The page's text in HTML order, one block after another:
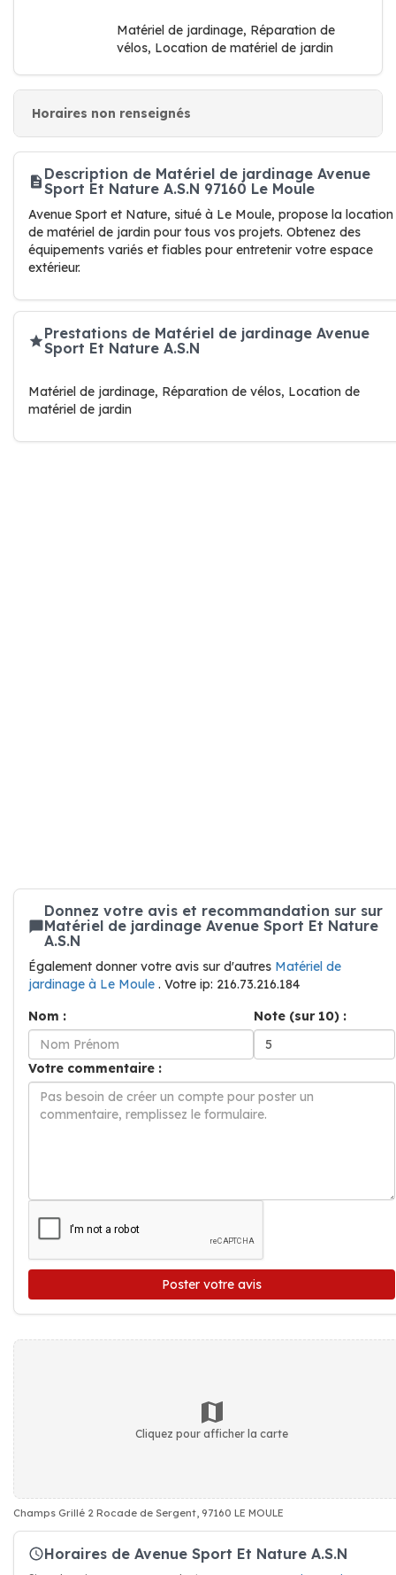
Matériel de jardinage, Réparation de
vélos, Location de matériel de jardin
Horaires non renseignés
Description de Matériel de jardinage Avenue
Sport Et Nature A.S.N 97160 Le Moule
Avenue Sport et Nature, situé à Le Moule, propose la location
de matériel de jardin pour tous vos projets. Obtenez des
équipements variés et fiables pour entretenir votre espace
extérieur.
Prestations de Matériel de jardinage Avenue
Sport Et Nature A.S.N
Matériel de jardinage, Réparation de vélos, Location de
matériel de jardin
Donnez votre avis et recommandation sur sur
Matériel de jardinage Avenue Sport Et Nature
A.S.N
Également donner votre avis sur d'autres Matériel de
jardinage à Le Moule . Votre ip: 216.73.216.184
Nom :
Note (sur 10) :
Votre commentaire :
Poster votre avis
Cliquez pour afficher la carte
Champs Grillé 2 Rocade de Sergent, 97160 LE MOULE
Horaires de Avenue Sport Et Nature A.S.N